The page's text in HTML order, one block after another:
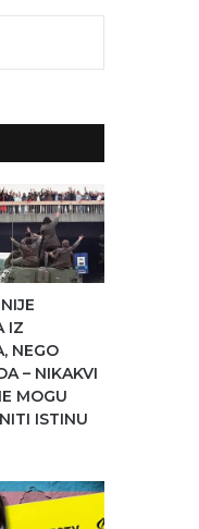
IZ
NEGO
– NIKAKVI
MOGU
ISTINU